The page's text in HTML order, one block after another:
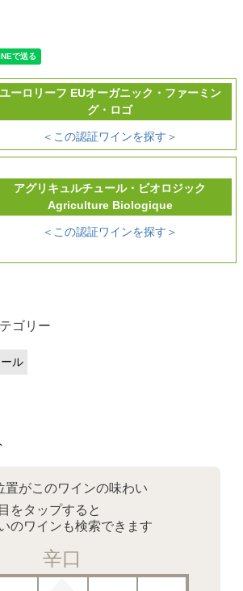
ユーロリーフ EUオーガニック・ファーミン
グ・ロゴ
＜この認証ワインを探す＞
アグリキュルチュール・ビオロジック
Agriculture Biologique
＜この認証ワインを探す＞
ゴリー
ル
置がこのワインの味わい
をタップすると
のワインも検索できます
辛口